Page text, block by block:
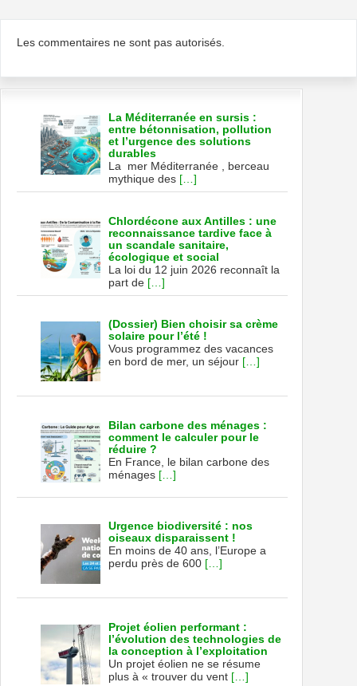
Les commentaires ne sont pas autorisés.
La Méditerranée en sursis :
entre bétonnisation, pollution
et l’urgence des solutions
durables
La mer Méditerranée , berceau
mythique des […]
Chlordécone aux Antilles : une
reconnaissance tardive face à
un scandale sanitaire,
écologique et social
La loi du 12 juin 2026 reconnaît la
part de […]
(Dossier) Bien choisir sa crème
solaire pour l’été !
Vous programmez des vacances
en bord de mer, un séjour […]
Bilan carbone des ménages :
comment le calculer pour le
réduire ?
En France, le bilan carbone des
ménages […]
Urgence biodiversité : nos
oiseaux disparaissent !
En moins de 40 ans, l’Europe a
perdu près de 600 […]
Projet éolien performant :
l’évolution des technologies de
la conception à l’exploitation
Un projet éolien ne se résume
plus à « trouver du vent […]